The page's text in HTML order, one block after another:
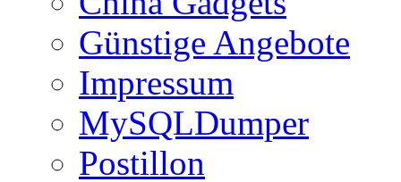
Günstige Angebote
Impressum
MySQLDumper
Postillon